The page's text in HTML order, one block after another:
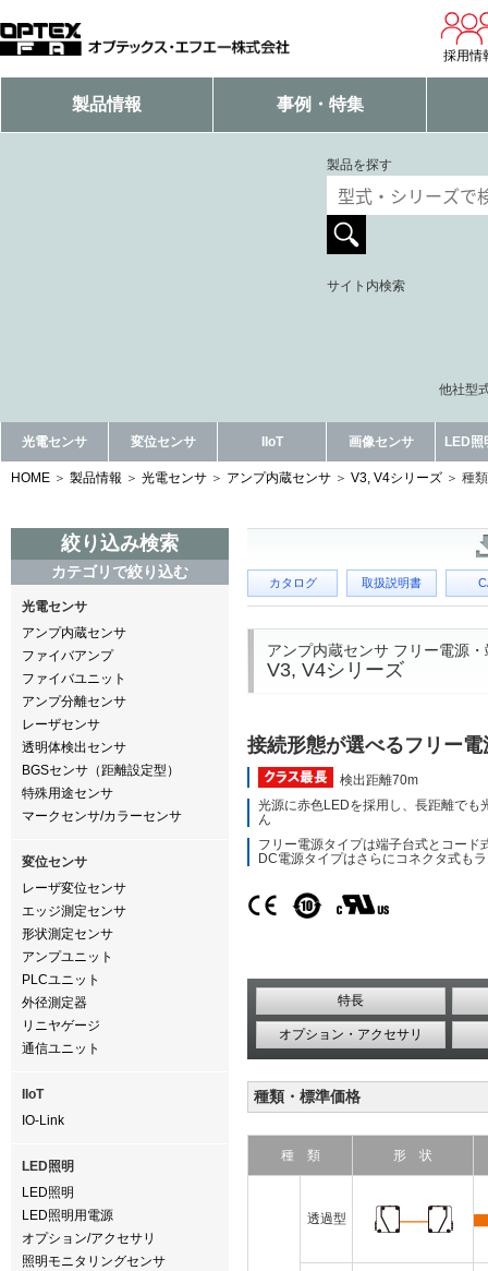
採用情
製品情報 事例・特集
製品を探す
サイト内検索
他社型
光電センサ 変位センサ IIoT 画像センサ LED照
HOME 製品情報 光電センサ アンプ内蔵センサ V3, V4シリーズ 種
絞り込み検索
カテゴリで絞り込む
光電センサ
アンプ内蔵センサ
ファイバアンプ
ファイバユニット
アンプ分離センサ
レーザセンサ
透明体検出センサ
BGSセンサ（距離設定型）
特殊用途センサ
マークセンサ/カラーセンサ
変位センサ
レーザ変位センサ
エッジ測定センサ
形状測定センサ
アンプユニット
PLCユニット
外径測定器
リニヤゲージ
通信ユニット
IIoT
IO-Link
LED照明
LED照明
LED照明用電源
オプション/アクセサリ
照明モニタリングセンサ
カタログ 取扱説明書
アンプ内蔵センサ フリー電源
V3, V4シリーズ
接続形態が選べるフリー電
検出距離70m
光源に赤色LEDを採用し、長距離でも
ん
フリー電源タイプは端子台式とコード
DC電源タイプはさらにコネクタ式も
特長
オプション・アクセサリ
種類・標準価格
種 類 形 状
透過型